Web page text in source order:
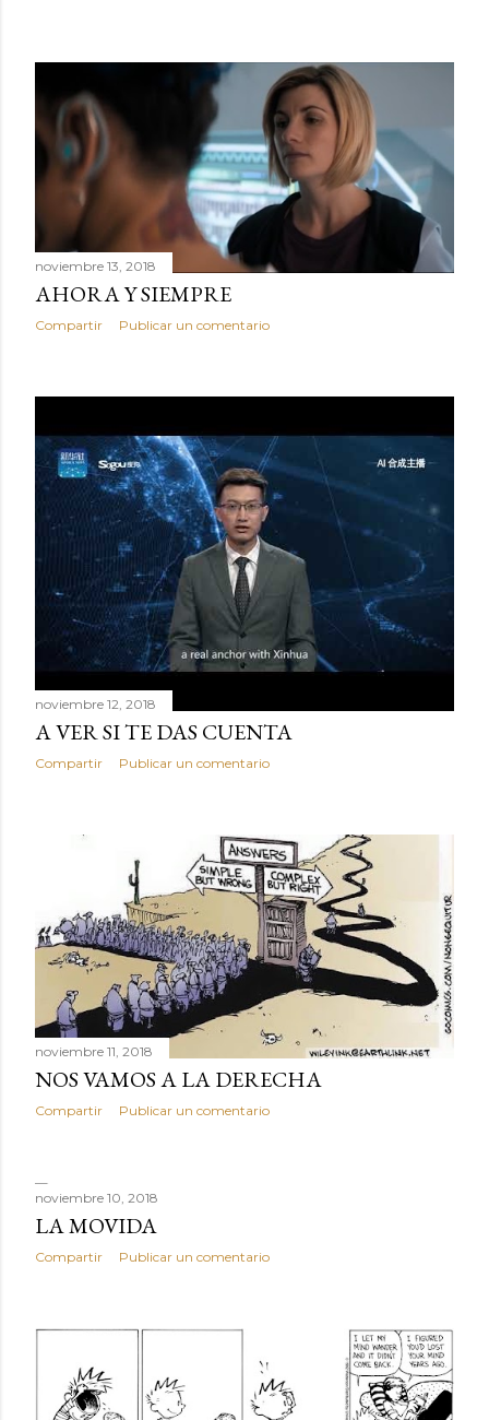
noviembre 13, 2018
AHORA Y SIEMPRE
Compartir Publicar un comentario
noviembre 12, 2018
A VER SI TE DAS CUENTA
Compartir Publicar un comentario
noviembre 11, 2018
NOS VAMOS A LA DERECHA
Compartir Publicar un comentario
noviembre 10, 2018
LA MOVIDA
Compartir Publicar un comentario